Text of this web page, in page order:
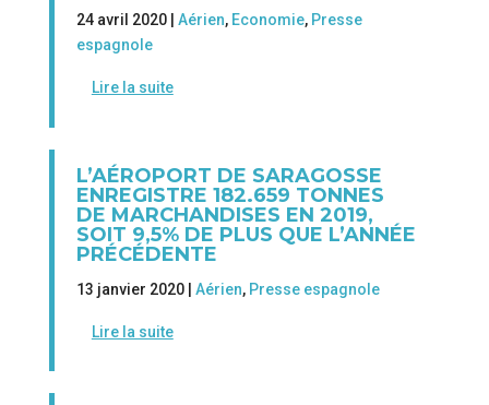
24 avril 2020 | Aérien, Economie, Presse
espagnole
Lire la suite
L’AÉROPORT DE SARAGOSSE
ENREGISTRE 182.659 TONNES
DE MARCHANDISES EN 2019,
SOIT 9,5% DE PLUS QUE L’ANNÉE
PRÉCÉDENTE
13 janvier 2020 | Aérien, Presse espagnole
Lire la suite